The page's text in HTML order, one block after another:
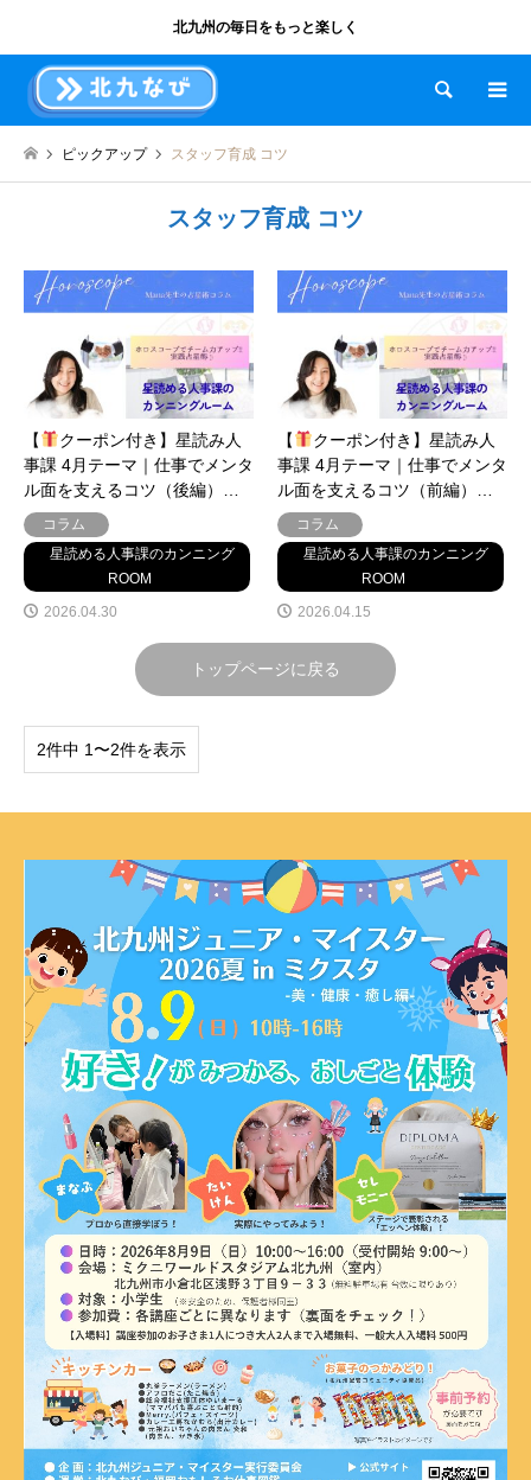
北九州の毎日をもっと楽しく
検索
ピックアップ スタッフ育成 コツ
スタッフ育成 コツ
【
クーポン付き】星読み人
事課 4月テーマ｜仕事でメンタ
ル面を支えるコツ（後編）…
コラム
星読める人事課のカンニング
ROOM
2026.04.30
【
クーポン付き】星読み人
事課 4月テーマ｜仕事でメンタ
ル面を支えるコツ（前編）…
コラム
星読める人事課のカンニング
ROOM
2026.04.15
トップページに戻る
2件中 1〜2件を表示